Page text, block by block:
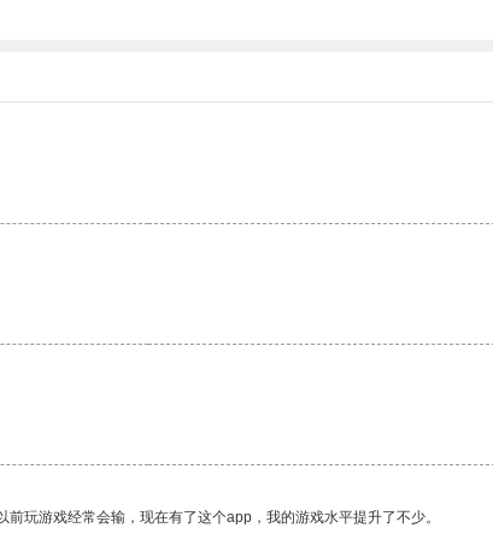
玩游戏经常会输，现在有了这个app，我的游戏水平提升了不少。